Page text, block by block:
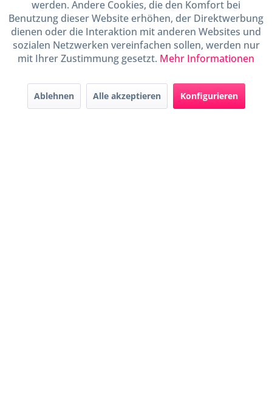
Shop Service
Informationen
Handel mit BIO-Weinen
durch DE-ÖKO-009
werden. Andere Cookies, die den Komfort bei
Benutzung dieser Website erhöhen, der Direktwerbung
dienen oder die Interaktion mit anderen Websites und
sozialen Netzwerken vereinfachen sollen, werden nur
mit Ihrer Zustimmung gesetzt. Mehr Informationen
Ablehnen Alle akzeptieren Konfigurieren